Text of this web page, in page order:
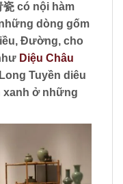
瓷 có nội hàm
dòng gốm
Đường, cho
Diệu Châu
Tuyền diêu
xanh ở những